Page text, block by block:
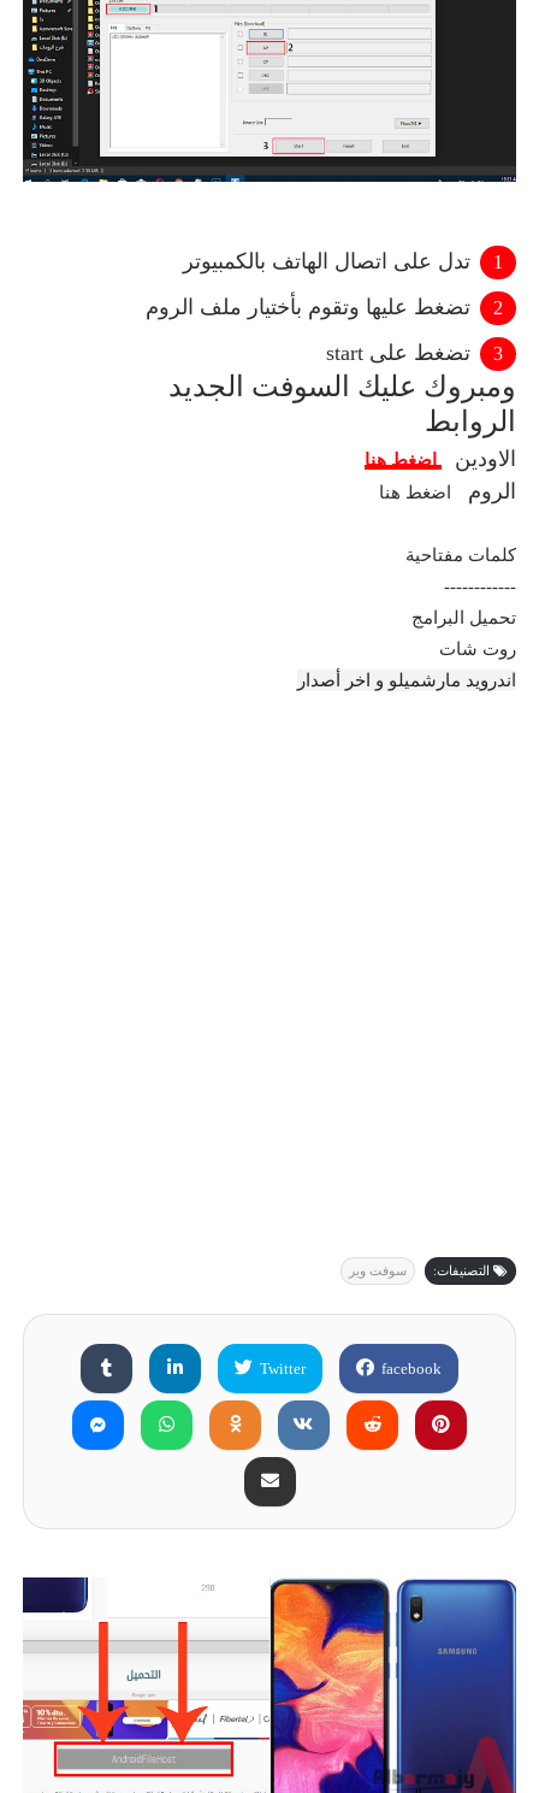
تدل على اتصال الهاتف بالكمبيوتر
تضغط عليها وتقوم بأختيار ملف الروم
تضغط على start
ومبروك عليك السوفت الجديد
الروابط
الاودين اضغط هنا
الروم اضغط هنا
كلمات مفتاحية
------------
تحميل البرامج
روت شات
ندرويد مارشميلو و اخر أصدار
التصنيفات: سوفت وير
facebook
Twitter